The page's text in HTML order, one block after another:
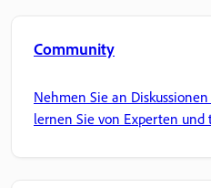
Community
Nehmen Sie an
lernen Sie von Experten und